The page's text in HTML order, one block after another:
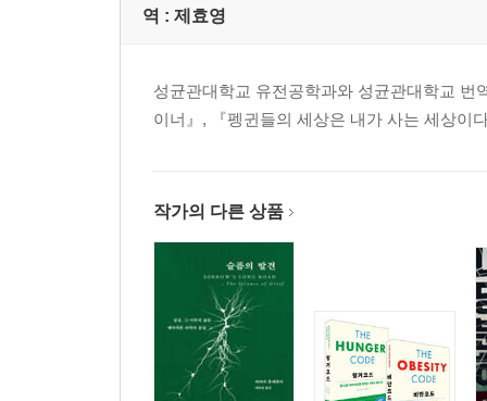
역 : 제효영
성균관대학교 유전공학과와 성균관대학교
이너』, 『펭귄들의 세상은 내가 사는 세상이
작가의 다른 상품